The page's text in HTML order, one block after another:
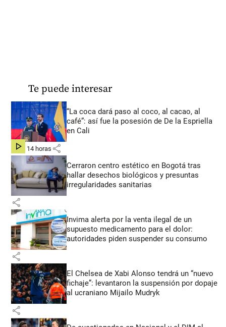
Te puede interesar
“La coca dará paso al coco, al cacao, al
café”: así fue la posesión de De la Espriella
en Cali
hace 14 horas share
Cerraron centro estético en Bogotá tras
hallar desechos biológicos y presuntas
irregularidades sanitarias
share
Invima alerta por la venta ilegal de un
supuesto medicamento para el dolor:
autoridades piden suspender su consumo
share
El Chelsea de Xabi Alonso tendrá un “nuevo
fichaje”: levantaron la suspensión por dopaje
al ucraniano Mijailo Mudryk
share